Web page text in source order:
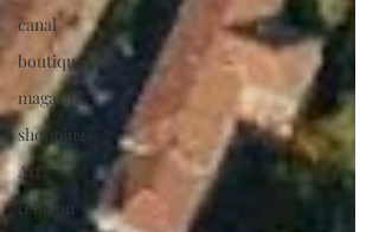
canal
boutique
magasins
shopping
Art
religion